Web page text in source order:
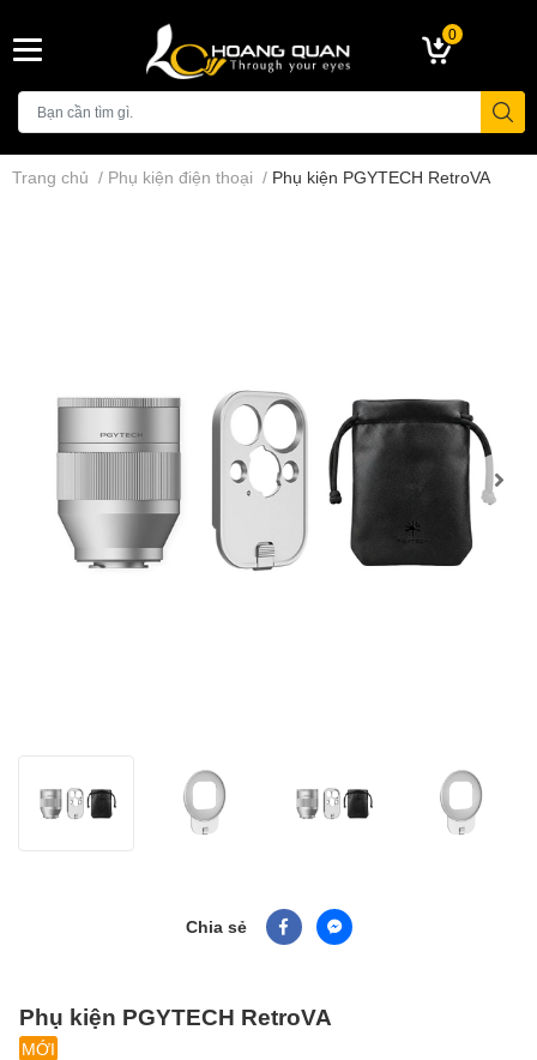
0
Trang chủ / Phụ kiện điện thoại / Phụ kiện PGYTECH RetroVA
Chia sẻ
Phụ kiện PGYTECH RetroVA
MỚI